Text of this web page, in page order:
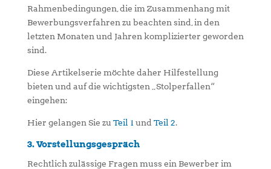
Rahmenbedingungen, die im Zusammenhang mit
Bewerbungsverfahren zu beachten sind, in den
letzten Monaten und Jahren komplizierter geworden
sind.
Diese Artikelserie möchte daher Hilfestellung
bieten und auf die wichtigsten „Stolperfallen“
eingehen:
Hier gelangen Sie zu Teil 1 und Teil 2.
3. Vorstellungsgespräch
Rechtlich zulässige Fragen muss ein Bewerber im